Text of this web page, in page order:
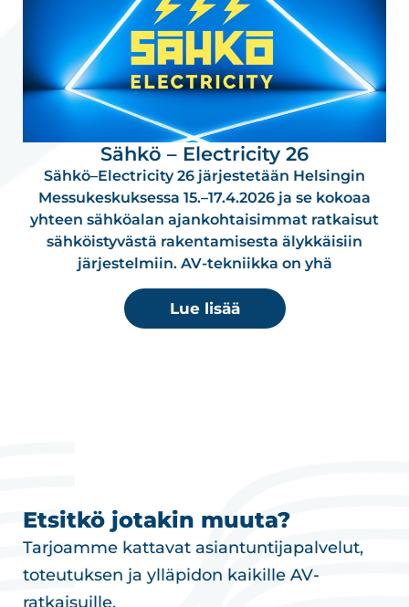
Sähkö – Electricity 26
Sähkö–Electricity 26 järjestetään Helsingin
Messu­kes­kuksessa 15.–17.4.2026 ja se kokoaa
yhteen sähköalan ajankohtaisimmat ratkaisut
sähköistyvästä raken­ta­misesta älykkäisiin
järjestelmiin. AV-tekniikka on yhä
Lue lisää
Etsitkö jotakin muuta?
Tarjoamme kattavat asiantuntijapalvelut,
toteutuksen ja ylläpidon kaikille AV-
ratkaisuille.